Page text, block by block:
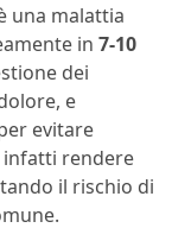
una malattia
in 7-10
dei
e
evitare
infatti rendere
il rischio di